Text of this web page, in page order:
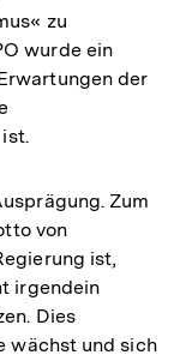
zu
wurde ein
der
Zum
von
ist,
irgendein
Dies
wächst und sich